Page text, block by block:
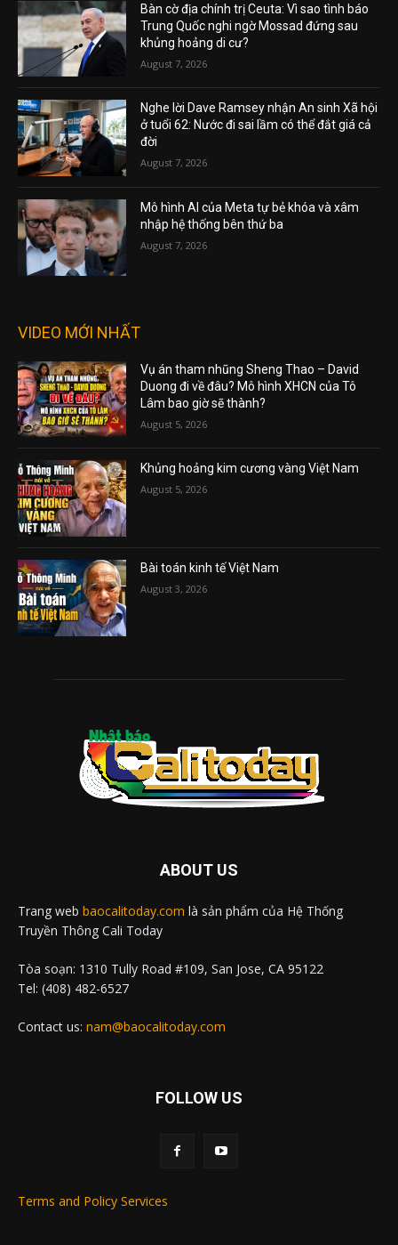
Bàn cờ địa chính trị Ceuta: Vì sao tình báo
Trung Quốc nghi ngờ Mossad đứng sau
khủng hoảng di cư?
August 7, 2026
Nghe lời Dave Ramsey nhận An sinh Xã hội
ở tuổi 62: Nước đi sai lầm có thể đắt giá cả
đời
August 7, 2026
Mô hình AI của Meta tự bẻ khóa và xâm
nhập hệ thống bên thứ ba
August 7, 2026
VIDEO MỚI NHẤT
Vụ án tham nhũng Sheng Thao – David
Duong đi về đâu? Mô hình XHCN của Tô
Lâm bao giờ sẽ thành?
August 5, 2026
Khủng hoảng kim cương vàng Việt Nam
August 5, 2026
Bài toán kinh tế Việt Nam
August 3, 2026
ABOUT US
Trang web baocalitoday.com là sản phẩm của Hệ Thống
Truyền Thông Cali Today
Tòa soạn: 1310 Tully Road #109, San Jose, CA 95122
Tel: (408) 482-6527
Contact us: nam@baocalitoday.com
FOLLOW US
Terms and Policy Services